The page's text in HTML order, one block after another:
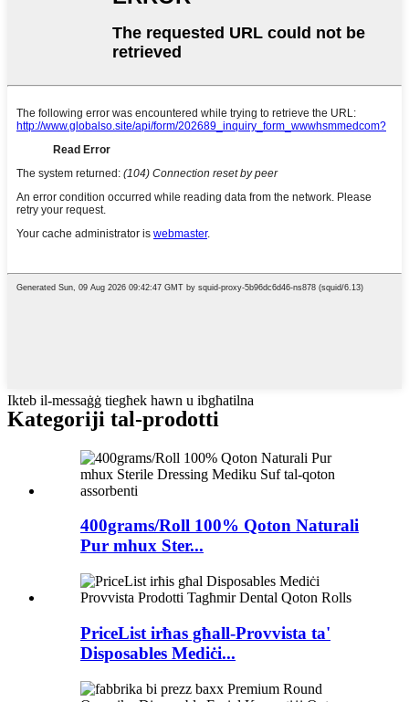
Ikteb il-messaġġ tiegħek hawn u ibgħatilna
Kategoriji tal-prodotti
400grams/Roll 100% Qoton Naturali
Pur mhux Ster...
PriceList irħas għall-Provvista ta'
Disposables Mediċi...